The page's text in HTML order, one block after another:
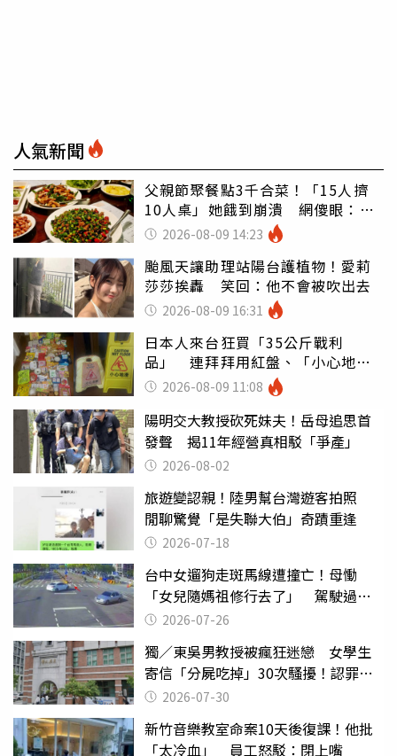
人氣新聞
父親節聚餐點3千合菜！「15人擠
10人桌」她餓到崩潰 網傻眼：讓
店家看笑話
2026-08-09 14:23
颱風天讓助理站陽台護植物！愛莉
莎莎挨轟 笑回：他不會被吹出去
2026-08-09 16:31
日本人來台狂買「35公斤戰利
品」 連拜拜用紅盤、「小心地
滑」告示牌也帶回家
2026-08-09 11:08
陽明交大教授砍死妹夫！岳母追思首
發聲 揭11年經營真相駁「爭產」
2026-08-02
旅遊變認親！陸男幫台灣遊客拍照
閒聊驚覺「是失聯大伯」奇蹟重逢
2026-07-18
台中女遛狗走斑馬線遭撞亡！母慟
「女兒隨媽祖修行去了」 駕駛過失
致死判9月
2026-07-26
獨／東吳男教授被瘋狂迷戀 女學生
寄信「分屍吃掉」30次騷擾！認罪免
關 2026-07-30
新竹音樂教室命案10天後復課！他批
「太冷血」 員工怒駁：閉上嘴